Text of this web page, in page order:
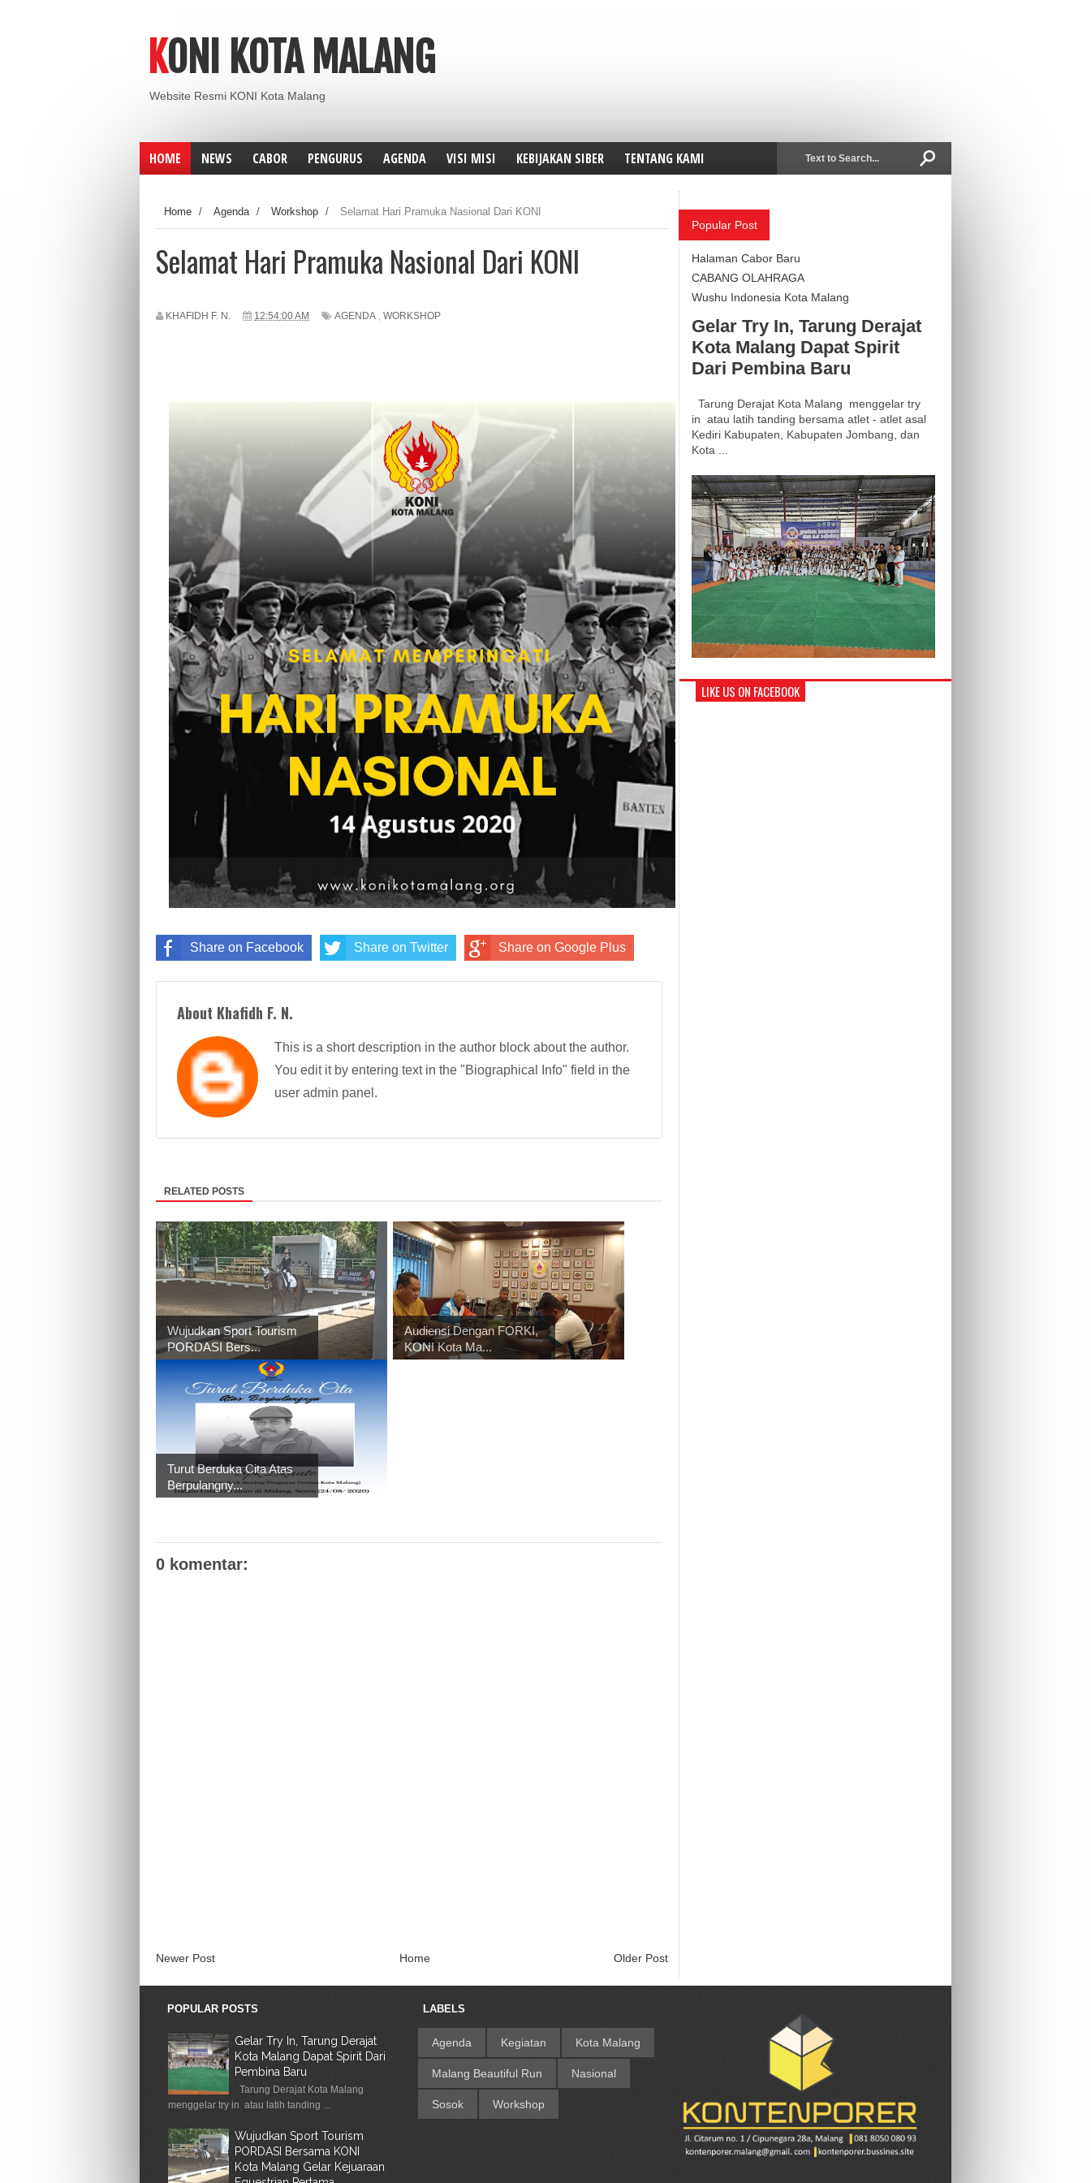
KONI KOTA MALANG
Website Resmi KONI Kota Malang
HOME NEWS CABOR PENGURUS AGENDA VISI MISI KEBIJAKAN SIBER TENTANG KAMI
Home / Agenda / Workshop / Selamat Hari Pramuka Nasional Dari KONI
Selamat Hari Pramuka Nasional Dari KONI
KHAFIDH F. N. 12:54:00 AM AGENDA , WORKSHOP
Share on Facebook Share on Twitter Share on Google Plus
About Khafidh F. N.
This is a short description in the author block about the author.
You edit it by entering text in the "Biographical Info" field in the
user admin panel.
RELATED POSTS
Wujudkan Sport Tourism
PORDASI Bers...
Audiensi Dengan FORKI,
KONI Kota Ma...
Turut Berduka Cita Atas
Berpulangny...
0 komentar:
Newer Post Older Post
Home
Popular Post
Halaman Cabor Baru
CABANG OLAHRAGA
Wushu Indonesia Kota Malang
Gelar Try In, Tarung Derajat
Kota Malang Dapat Spirit
Dari Pembina Baru
Tarung Derajat Kota Malang menggelar try
in atau latih tanding bersama atlet - atlet asal
Kediri Kabupaten, Kabupaten Jombang, dan
Kota ...
LIKE US ON FACEBOOK
POPULAR POSTS
Gelar Try In, Tarung Derajat
Kota Malang Dapat Spirit Dari
Pembina Baru
Tarung Derajat Kota Malang
menggelar try in atau latih tanding ...
Wujudkan Sport Tourism
PORDASI Bersama KONI
Kota Malang Gelar Kejuaraan
LABELS
Agenda Kegiatan Kota Malang
Malang Beautiful Run Nasional
Sosok Workshop